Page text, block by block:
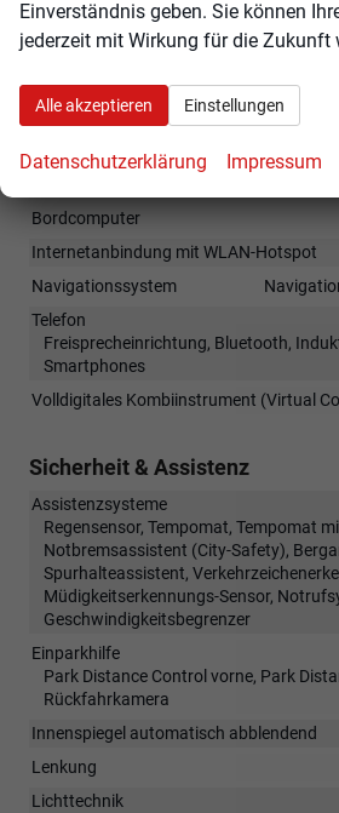
Sitze
Isofix
Infotainment & Kommunikation
Radio/MP3-Player, Radio, Schnittstelle
Bordcomputer
Internetanbindung mit WLAN-Hotspot
Navigationssystem
Telefon
Freisprecheinrichtung, Bluetooth,
Smartphones
Volldigitales Kombiinstrument (Virtual
Sicherheit & Assistenz
Assistenzsysteme
Regensensor, Tempomat, Tempomat
Notbremsassistent (City-Safety),
Spurhalteassistent,
Müdigkeitserkennungs-Sensor,
Geschwindigkeitsbegrenzer
Einparkhilfe
Park Distance Control vorne, Park
Rückfahrkamera
Innenspiegel automatisch abblendend
Lenkung
Lichttechnik
Einverständnis geben. Sie können
jederzeit mit Wirkung für die Zukunft
Alle akzeptieren Einstellungen
Datenschutzerklärung Impressum